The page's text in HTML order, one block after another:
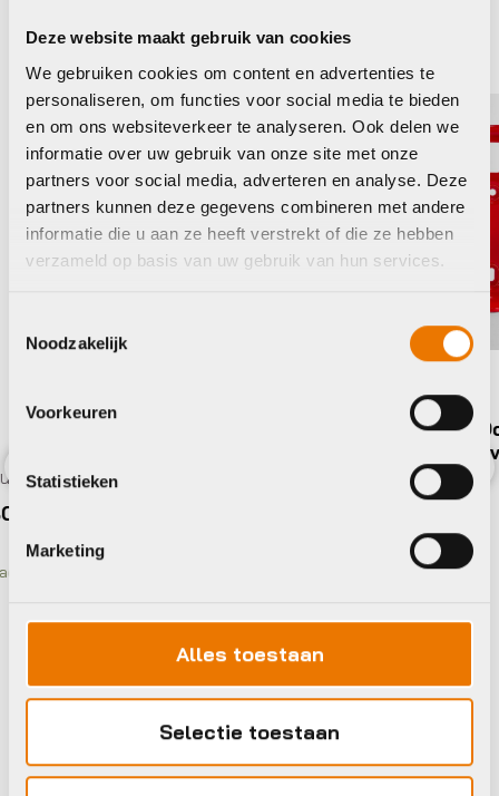
Deze website maakt gebruik van cookies
We gebruiken cookies om content en advertenties te
personaliseren, om functies voor social media te bieden
en om ons websiteverkeer te analyseren. Ook delen we
informatie over uw gebruik van onze site met onze
partners voor social media, adverteren en analyse. Deze
partners kunnen deze gegevens combineren met andere
informatie die u aan ze heeft verstrekt of die ze hebben
verzameld op basis van uw gebruik van hun services.
Noodzakelijk
Voorkeuren
Statistieken
Marketing
Alles toestaan
Selectie toestaan
Trek Cage Elite Ocean Recycled
€12,99